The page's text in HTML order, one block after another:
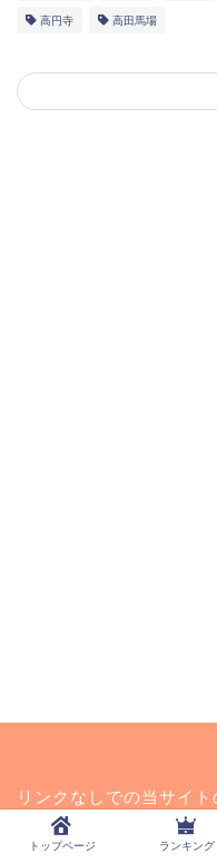
高円寺 高田馬場
リンクなしでの当サイ
引用なしでの盗用は独
ていただきます。また
トップページ ランキング